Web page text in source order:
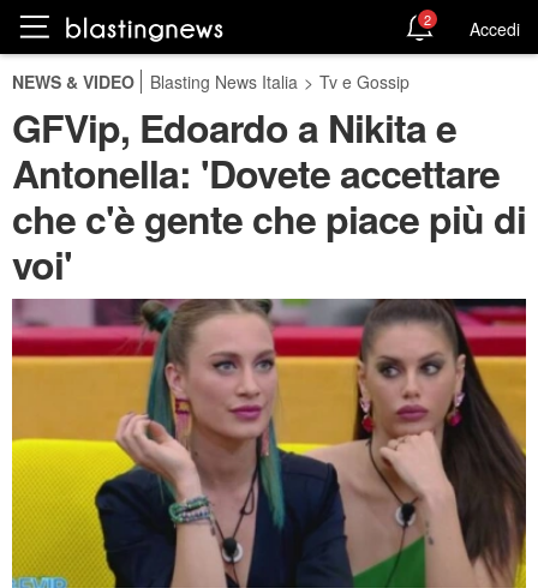
2 Accedi
NEWS & VIDEO Blasting News Italia > Tv e Gossip
GFVip, Edoardo a Nikita e
Antonella: 'Dovete accettare
che c'è gente che piace più di
voi'